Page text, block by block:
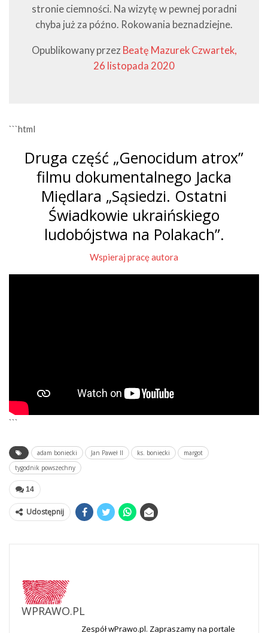
stronie ciemności. Na wizytę w pewnej poradni
chyba już za późno. Rokowania beznadziejne.
Opublikowany przez Beatę Mazurek Czwartek,
26 listopada 2020
```html
Druga część „Genocidum atrox”
filmu dokumentalnego Jacka
Międlara „Sąsiedzi. Ostatni
Świadkowie ukraińskiego
ludobójstwa na Polakach”.
Wspieraj pracę autora
```
adam boniecki Jan Paweł II ks. boniecki
margot
tygodnik powszechny
14
Udostępnij
WPRAWO.PL
Zespół wPrawo.pl. Zapraszamy na portale